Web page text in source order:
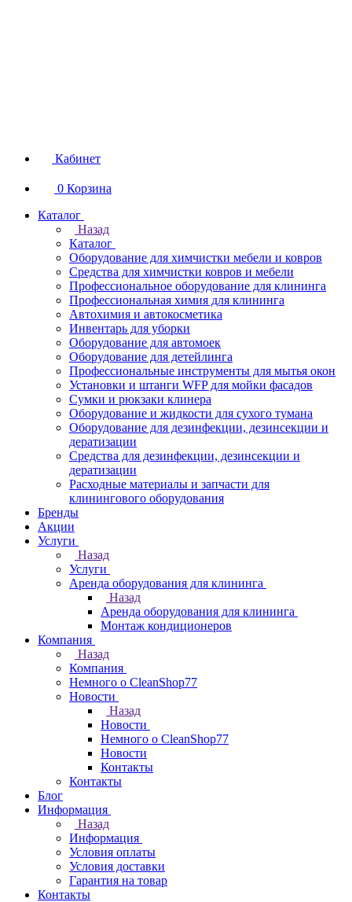
Кабинет
0 Корзина
Каталог
Назад
Каталог
Оборудование для химчистки мебели и ковров
Средства для химчистки ковров и мебели
Профессиональное оборудование для клининга
Профессиональная химия для клининга
Автохимия и автокосметика
Инвентарь для уборки
Оборудование для автомоек
Оборудование для детейлинга
Профессиональные инструменты для мытья окон
Установки и штанги WFP для мойки фасадов
Сумки и рюкзаки клинера
Оборудование и жидкости для сухого тумана
Оборудование для дезинфекции, дезинсекции и
дератизации
Средства для дезинфекции, дезинсекции и
дератизации
Расходные материалы и запчасти для
клинингового оборудования
Бренды
Акции
Услуги
Назад
Услуги
Аренда оборудования для клининга
Назад
Аренда оборудования для клининга
Монтаж кондиционеров
Компания
Назад
Компания
Немного о CleanShop77
Новости
Назад
Новости
Немного о CleanShop77
Новости
Контакты
Контакты
Блог
Информация
Назад
Информация
Условия оплаты
Условия доставки
Гарантия на товар
Контакты